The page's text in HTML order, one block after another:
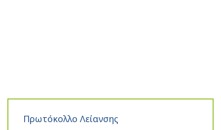
Πρωτόκολλο Λείανσης